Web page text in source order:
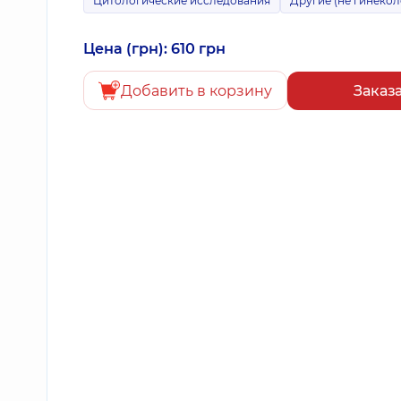
Цена (грн): 610 грн
Добавить в корзину